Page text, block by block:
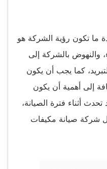
ما تكون رؤية الشركة هو
والنهوض بالشركة إلى
كما يجب أن يكون
إلى أهمية أن يكون
أثناء فترة الصيانة،
شركة صيانة مكيفات